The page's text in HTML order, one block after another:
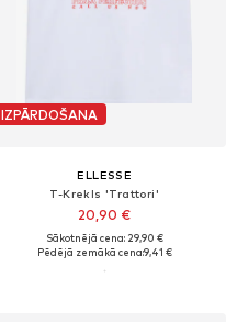
IZPĀRDOŠANA
ELLESSE
T-Krekls 'Trattori'
20,90 €
Sākotnējā cena: 29,90 €
Pēdējā zemākā cena:9,41 €